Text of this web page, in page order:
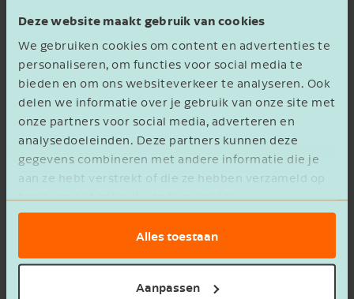
Deze website maakt gebruik van cookies
We gebruiken cookies om content en advertenties te
personaliseren, om functies voor social media te
bieden en om ons websiteverkeer te analyseren. Ook
delen we informatie over je gebruik van onze site met
onze partners voor social media, adverteren en
analysedoeleinden. Deze partners kunnen deze
gegevens combineren met andere informatie die je
aan ze hebt verstrekt of die ze hebben verzameld op
basis van het gebruik van hun services.
Alles toestaan
Aanpassen
De meest voorkomende antwoorden zijn:
Bloedverwanten
Bloedverwanten en aangetrouwden
Van bijna driekwart van de aanwezigen mogen
aangetrouwden werken in het bedrijf. Als er
voor hem of haar een passende functie is, die
inziens ook gewoon kunnen.
Belangrijk is wel dat voor alle aangetrouwden
Bedrijfsnaam
E-mailadres
nieuwsbrief met gratis tips,
adviezen en inspiratie.